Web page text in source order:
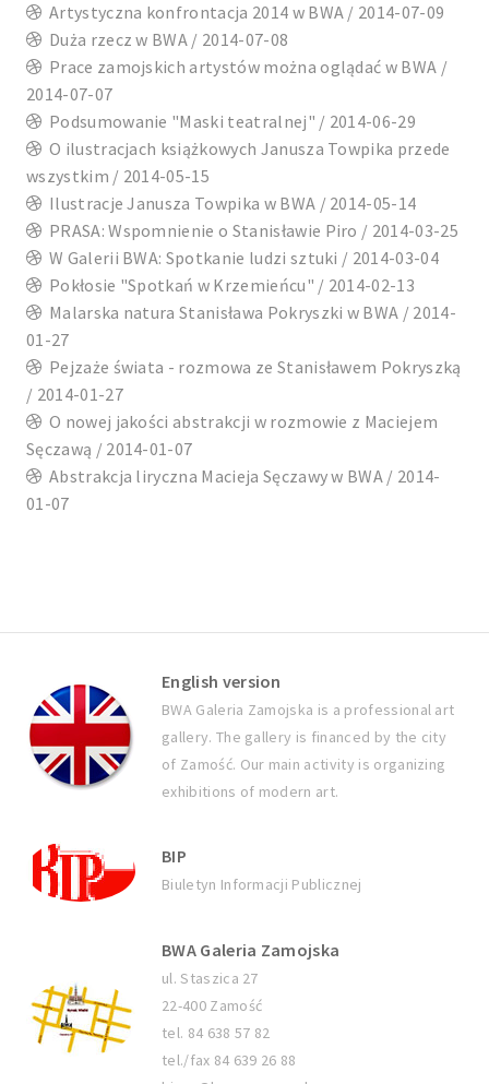
Artystyczna konfrontacja 2014 w BWA / 2014-07-09
Duża rzecz w BWA / 2014-07-08
Prace zamojskich artystów można oglądać w BWA /
2014-07-07
Podsumowanie "Maski teatralnej" / 2014-06-29
O ilustracjach książkowych Janusza Towpika przede
wszystkim / 2014-05-15
Ilustracje Janusza Towpika w BWA / 2014-05-14
PRASA: Wspomnienie o Stanisławie Piro / 2014-03-25
W Galerii BWA: Spotkanie ludzi sztuki / 2014-03-04
Pokłosie "Spotkań w Krzemieńcu" / 2014-02-13
Malarska natura Stanisława Pokryszki w BWA / 2014-
01-27
Pejzaże świata - rozmowa ze Stanisławem Pokryszką
/ 2014-01-27
O nowej jakości abstrakcji w rozmowie z Maciejem
Sęczawą / 2014-01-07
Abstrakcja liryczna Macieja Sęczawy w BWA / 2014-
01-07
English version
BWA Galeria Zamojska is a professional art
gallery. The gallery is financed by the city
of Zamość. Our main activity is organizing
exhibitions of modern art.
BIP
Biuletyn Informacji Publicznej
BWA Galeria Zamojska
ul. Staszica 27
22-400 Zamość
tel. 84 638 57 82
tel./fax 84 639 26 88